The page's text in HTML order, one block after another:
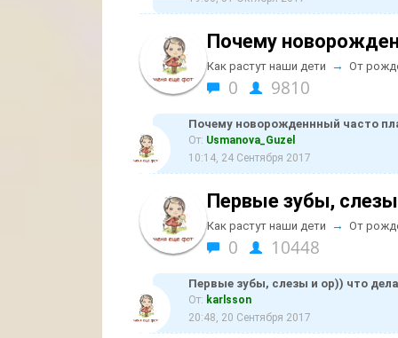
Почему
Как растут наши дети → От
0 9810
Почему новорожденнный часто
От: Usmanova_Guzel
10:14, 24 Сентября 2017
Первые зубы,
Как растут наши дети → От
0 10448
Первые зубы, слезы и ор)) что
От: karlsson
20:48, 20 Сентября 2017